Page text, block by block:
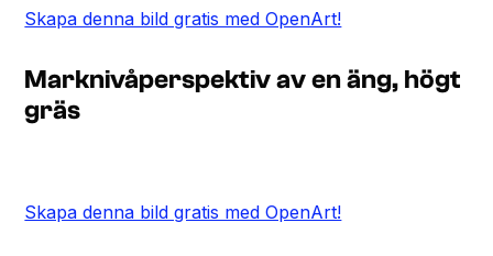
Skapa denna bild gratis med OpenArt!
Marknivåperspektiv av en äng, högt
gräs
Skapa denna bild gratis med OpenArt!